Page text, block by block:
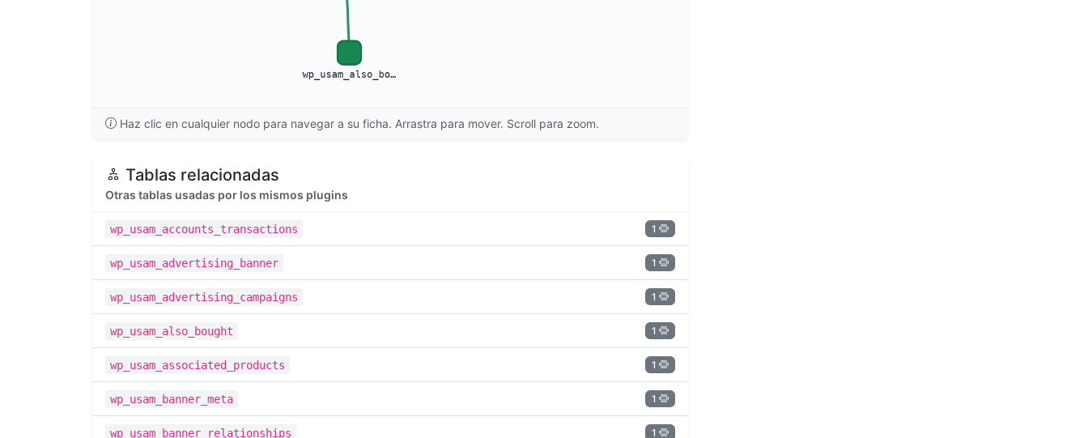
Haz clic en cualquier nodo para navegar a su ficha. Arrastra para mover. Scroll para zoom.
Tablas relacionadas
Otras tablas usadas por los mismos plugins
wp_usam_accounts_transactions 1
wp_usam_advertising_banner 1
wp_usam_advertising_campaigns 1
wp_usam_also_bought 1
wp_usam_associated_products 1
wp_usam_banner_meta 1
wp_usam_banner_relationships 1